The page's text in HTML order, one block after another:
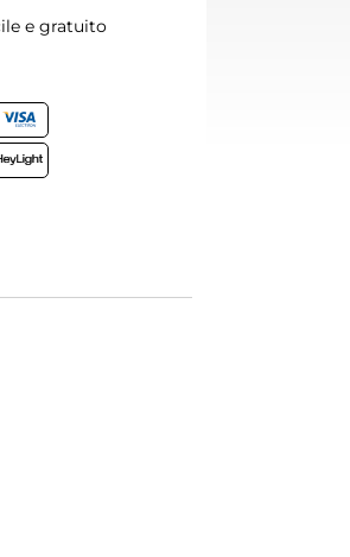
e gratuito